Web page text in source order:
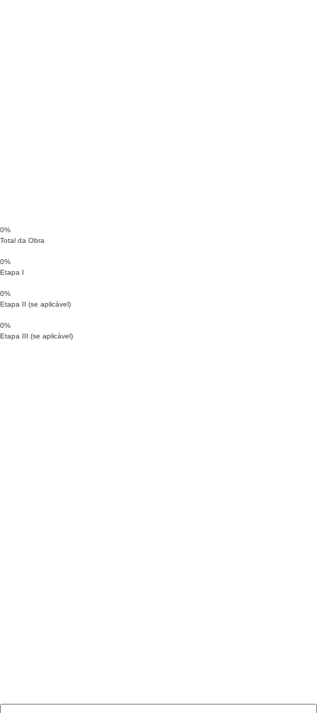
0%
Total da Obra
0%
Etapa I
0%
Etapa II (se aplicável)
0%
Etapa III (se aplicável)